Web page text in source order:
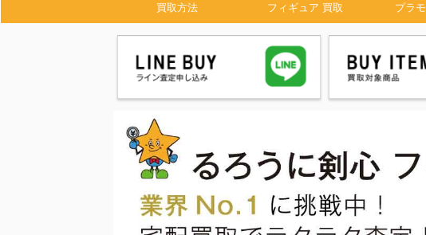
買取方法 フィギュア 買取 プラ